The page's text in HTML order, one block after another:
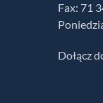
Fax: 71
Dołącz